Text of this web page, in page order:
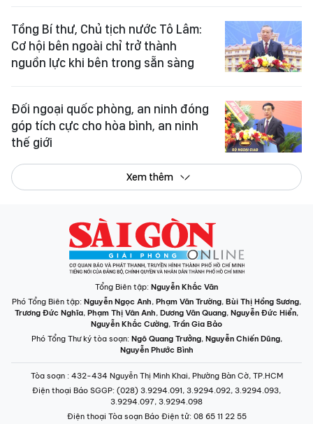
Tổng Bí thư, Chủ tịch nước Tô Lâm:
Cơ hội bên ngoài chỉ trở thành
nguồn lực khi bên trong sẵn sàng
Đối ngoại quốc phòng, an ninh đóng
góp tích cực cho hòa bình, an ninh
thế giới
Xem thêm
Tổng Biên tập: Nguyễn Khắc Văn
Phó Tổng Biên tập: Nguyễn Ngọc Anh, Phạm Văn Trường, Bùi Thị Hồng Sương,
Trương Đức Nghĩa, Phạm Thị Vân Anh, Dương Văn Quang, Nguyễn Đức Hiển,
Nguyễn Khắc Cường, Trần Gia Bảo
Phó Tổng Thư ký tòa soạn: Ngô Quang Trưởng, Nguyễn Chiến Dũng,
Nguyễn Phước Bình
Tòa soạn : 432-434 Nguyễn Thị Minh Khai, Phường Bàn Cờ, TP.HCM
Điện thoại Báo SGGP: (028) 3.9294.091, 3.9294.092, 3.9294.093,
3.9294.097, 3.9294.098
Điện thoại Tòa soạn Báo Điện tử: 08 65 11 22 55